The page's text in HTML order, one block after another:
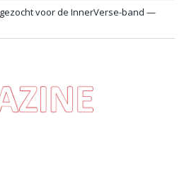
voor de InnerVerse-band —